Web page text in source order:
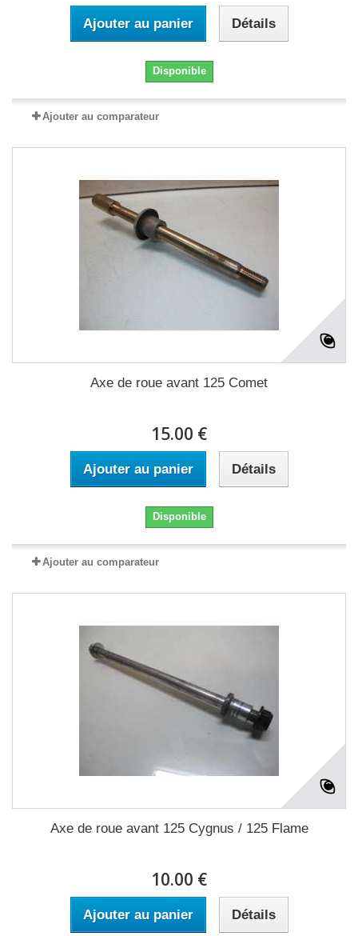
Ajouter au panier Détails
Disponible
Ajouter au comparateur
Axe de roue avant 125 Comet
15.00 €
Ajouter au panier Détails
Disponible
Ajouter au comparateur
Axe de roue avant 125 Cygnus / 125 Flame
10.00 €
Ajouter au panier Détails